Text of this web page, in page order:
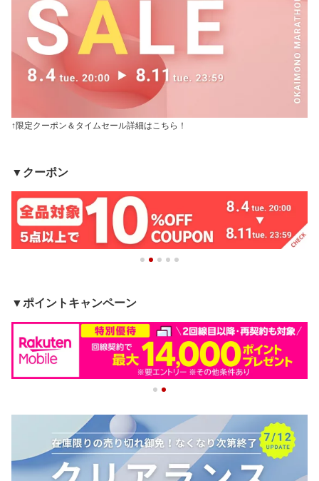
↑限定クーポン＆タイムセール詳細はこちら！
▼クーポン
▼ポイントキャンペーン